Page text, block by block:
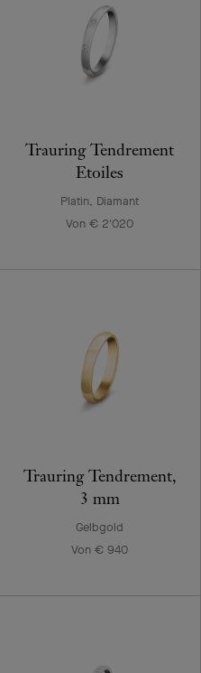
Trauring Tendrement
Etoiles
Platin, Diamant
Von € 2'020
Trauring Tendrement,
3 mm
Gelbgold
Von € 940